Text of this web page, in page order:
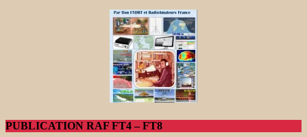
PUBLICATION RAF FT4 – FT8